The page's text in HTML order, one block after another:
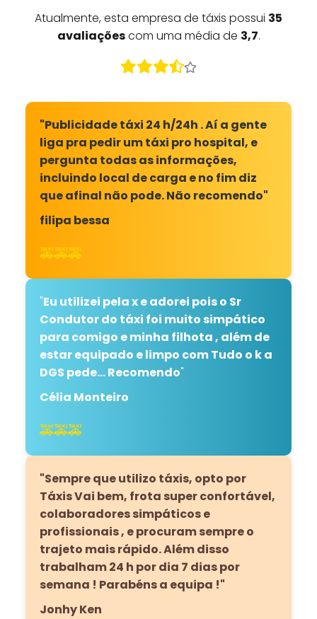
Atualmente, esta empresa de táxis possui 35
avaliaçõescom uma média de 3,7.
"Publicidade táxi 24 h/24h . Aí a gente
liga pra pedir um táxi pro hospital, e
pergunta todas as informações,
incluindo local de carga e no fim diz
que afinal não pode. Não recomendo"
filipa bessa
🚕🚕🚕
"Eu utilizei pela x e adorei pois o Sr
Condutor do táxi foi muito simpático
para comigo e minha filhota , além de
estar equipado e limpo com Tudo o k a
DGS pede... Recomendo"
Célia Monteiro
🚕🚕🚕
"Sempre que utilizo táxis, opto por
Táxis Vai bem, frota super confortável,
colaboradores simpáticos e
profissionais , e procuram sempre o
trajeto mais rápido. Além disso
trabalham 24 h por dia 7 dias por
semana ! Parabéns a equipa !"
Jonhy Ken